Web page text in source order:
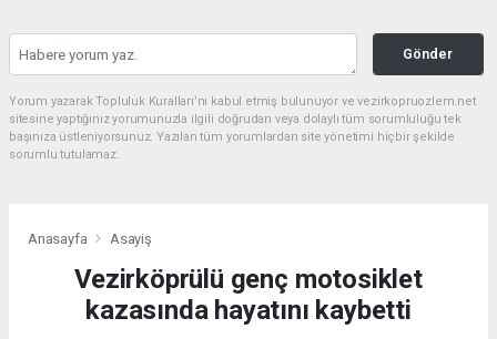
Gönder
Yorum yazarak Topluluk Kuralları’nı kabul etmiş bulunuyor ve vezirkopruozlem.net
sitesine yaptığınız yorumunuzla ilgili doğrudan veya dolaylı tüm sorumluluğu tek
başınıza üstleniyorsunuz. Yazılan tüm yorumlardan site yönetimi hiçbir şekilde
sorumlu tutulamaz.
Anasayfa Asayiş
Vezirköprülü genç motosiklet
kazasında hayatını kaybetti